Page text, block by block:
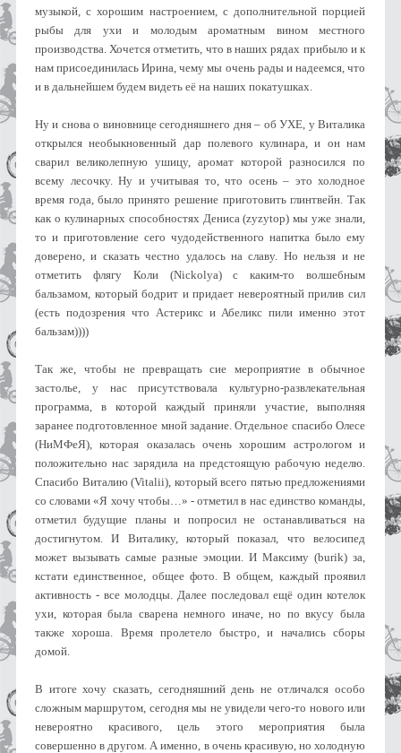
музыкой, с хорошим настроением, с дополнительной порцией
рыбы для ухи и молодым ароматным вином местного
производства. Хочется отметить, что в наших рядах прибыло и к
нам присоединилась Ирина, чему мы очень рады и надеемся, что
и в дальнейшем будем видеть её на наших покатушках.
Ну и снова о виновнице сегодняшнего дня – об УХЕ, у Виталика
открылся необыкновенный дар полевого кулинара, и он нам
сварил великолепную ушицу, аромат которой разносился по
всему лесочку. Ну и учитывая то, что осень – это холодное
время года, было принято решение приготовить глинтвейн. Так
как о кулинарных способностях Дениса (zyzytop) мы уже знали,
то и приготовление сего чудодейственного напитка было ему
доверено, и сказать честно удалось на славу. Но нельзя и не
отметить флягу Коли (Nickolya) с каким-то волшебным
бальзамом, который бодрит и придает невероятный прилив сил
(есть подозрения что Астерикс и Абеликс пили именно этот
бальзам))))
Так же, чтобы не превращать сие мероприятие в обычное
застолье, у нас присутствовала культурно-развлекательная
программа, в которой каждый приняли участие, выполняя
заранее подготовленное мной задание. Отдельное спасибо Олесе
(НиМФеЯ), которая оказалась очень хорошим астрологом и
положительно нас зарядила на предстоящую рабочую неделю.
Спасибо Виталию (Vitalii), который всего пятью предложениями
со словами «Я хочу чтобы…» - отметил в нас единство команды,
отметил будущие планы и попросил не останавливаться на
достигнутом. И Виталику, который показал, что велосипед
может вызывать самые разные эмоции. И Максиму (burik) за,
кстати единственное, общее фото. В общем, каждый проявил
активность - все молодцы. Далее последовал ещё один котелок
ухи, которая была сварена немного иначе, но по вкусу была
также хороша. Время пролетело быстро, и начались сборы
домой.
В итоге хочу сказать, сегодняшний день не отличался особо
сложным маршрутом, сегодня мы не увидели чего-то нового или
невероятно красивого, цель этого мероприятия была
совершенно в другом. А именно, в очень красивую, но холодную